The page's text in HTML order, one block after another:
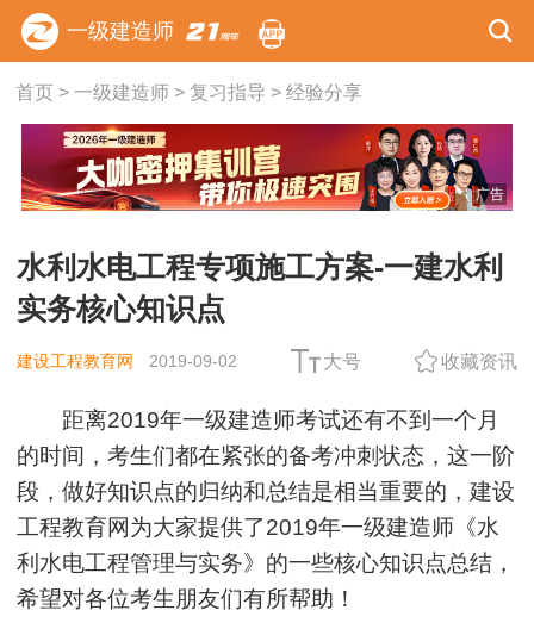
一级建造师
首页> 一级建造师> 复习指导 > 经验分享
广告
水利水电工程专项施工方案-一建水利
实务核心知识点
建设工程教育网 2019-09-02 大号 收藏资讯
距离2019年一级建造师考试还有不到一个月
的时间，考生们都在紧张的备考冲刺状态，这一阶
段，做好知识点的归纳和总结是相当重要的，建设
工程教育网为大家提供了2019年一级建造师《水
利水电工程管理与实务》的一些核心知识点总结，
希望对各位考生朋友们有所帮助！